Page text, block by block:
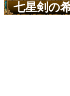
七星剣の